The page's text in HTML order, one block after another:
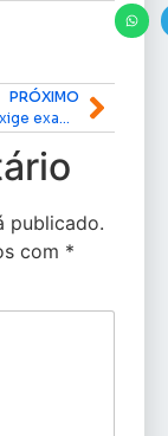
PRÓXIMO
Nova regra exige exame toxicológico para emissão da primeira CNH; confira as clínicas credenciadas no Amapá
publicado.
com *